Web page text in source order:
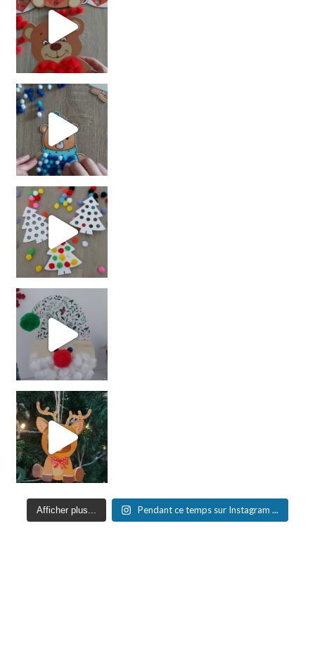
Afficher plus... Pendant ce temps sur Instagram ...